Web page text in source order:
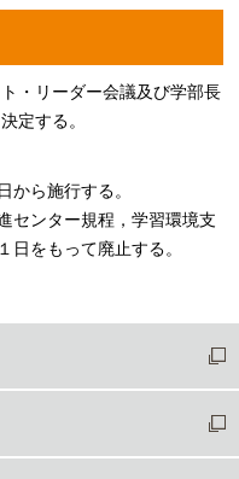
・リーダー会議及び学部長
定する。
ら施行する。
センター規程，学習環境支
日をもって廃止する。